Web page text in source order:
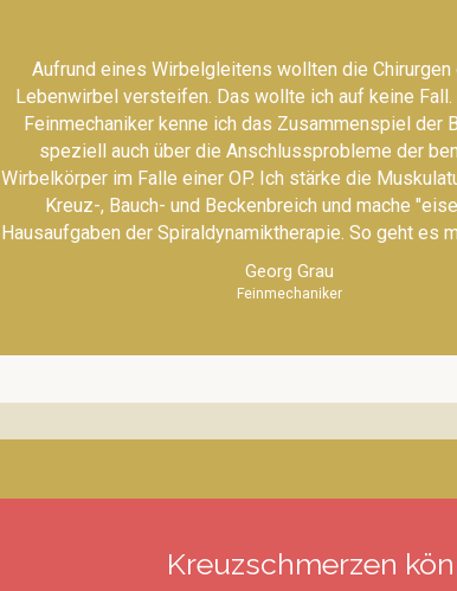
Aufrund eines Wirbelgleitens wollten die Chirurgen
Lebenwirbel versteifen. Das wollte ich auf keine
Feinmechaniker kenne ich das Zusammenspiel der
speziell auch über die Anschlussprobleme der
Wirbelkörper im Falle einer OP. Ich stärke die
Kreuz-, Bauch- und Beckenbreich und mache
Hausaufgaben der Spiraldynamiktherapie. So geht es
Georg Grau
Feinmechaniker
Bewegung! Verspannter Nacken,
Hohlkreuz, schmerzende Knie,
valgus: Was einmal mit falscher
Haltung oder schlechter
Angewohnheit ...
MEHR ERFAHREN
Kreuzschmerzen